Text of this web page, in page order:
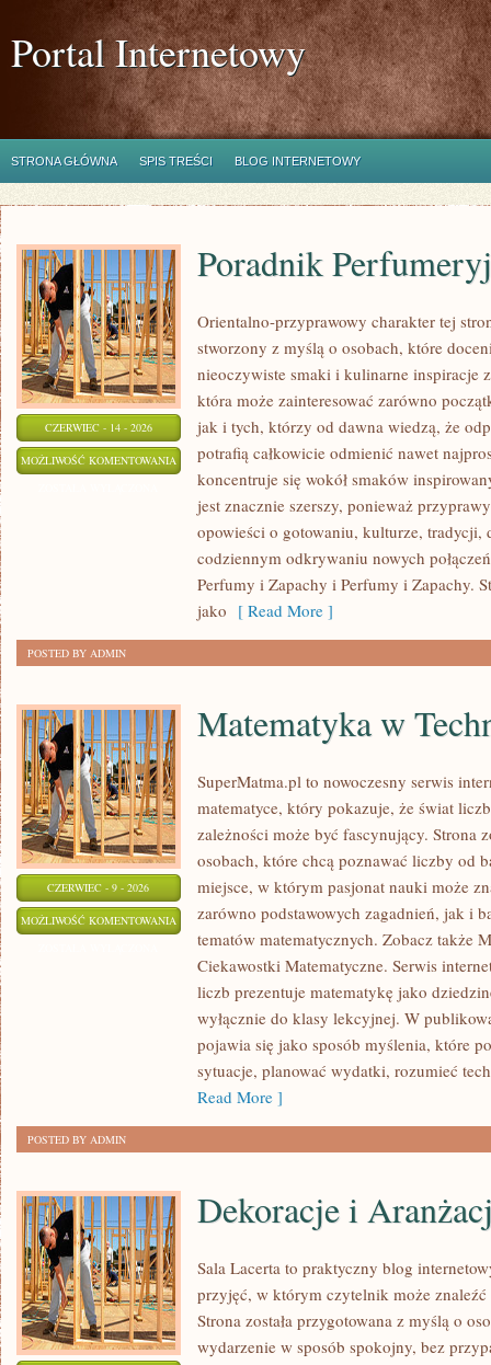
Portal Internetowy
STRONA GŁÓWNA SPIS TREŚCI BLOG INTERNETOWY
CZERWIEC - 14 - 2026
MOŻLIWOŚĆ KOMENTOWANIA PORADNIK
PERFUMERYJNY
Poradnik
Orientalno-przyprawowy charakter tej
stworzony z myślą o osobach, które
nieoczywiste smaki i kulinarne inspiracje
która może zainteresować zarówno
jak i tych, którzy od dawna wiedzą, że
potrafią całkowicie odmienić nawet
koncentruje się wokół smaków
jest znacznie szerszy, ponieważ
opowieści o gotowaniu, kulturze, tradycji,
codziennym odkrywaniu nowych
Perfumy i Zapachy i Perfumy i Zapachy.
jako [ Read More ]
POSTED BY ADMIN
CZERWIEC - 9 - 2026
MOŻLIWOŚĆ KOMENTOWANIA MATEMATYKA
TECHNOLOGII
NAUCE
Matematyka w
SuperMatma.pl to nowoczesny serwis
matematyce, który pokazuje, że świat
zależności może być fascynujący. Strona
osobach, które chcą poznawać liczby od
miejsce, w którym pasjonat nauki może
zarówno podstawowych zagadnień, jak i
tematów matematycznych. Zobacz także
Ciekawostki Matematyczne. Serwis
liczb prezentuje matematykę jako
wyłącznie do klasy lekcyjnej. W
pojawia się jako sposób myślenia, które
sytuacje, planować wydatki, rozumieć
Read More ]
POSTED BY ADMIN
Dekoracje i
Sala Lacerta to praktyczny blog
przyjęć, w którym czytelnik może
Strona została przygotowana z myślą o
wydarzenie w sposób spokojny, bez